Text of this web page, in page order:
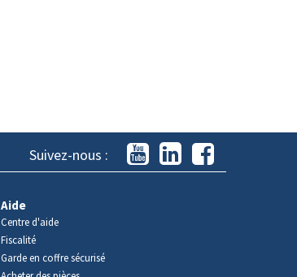
Suivez-nous :
Aide
Centre d'aide
Fiscalité
Garde en coffre sécurisé